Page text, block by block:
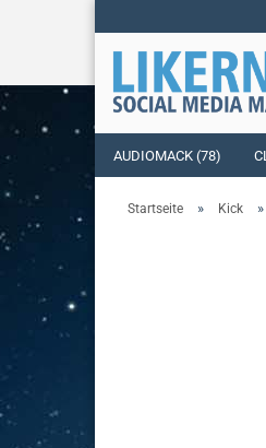
AUDIOMACK (78)
Startseite » Kick »